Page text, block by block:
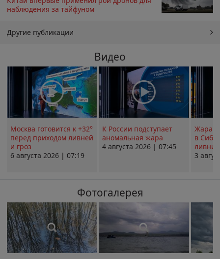
наблюдения за тайфуном
Другие публикации
Видео
Москва готовится к +32°
перед приходом ливней
и гроз
6 августа 2026 | 07:19
К России подступает
аномальная жара
4 августа 2026 | 07:45
Жара в
в
ливни
3
Фотогалерея